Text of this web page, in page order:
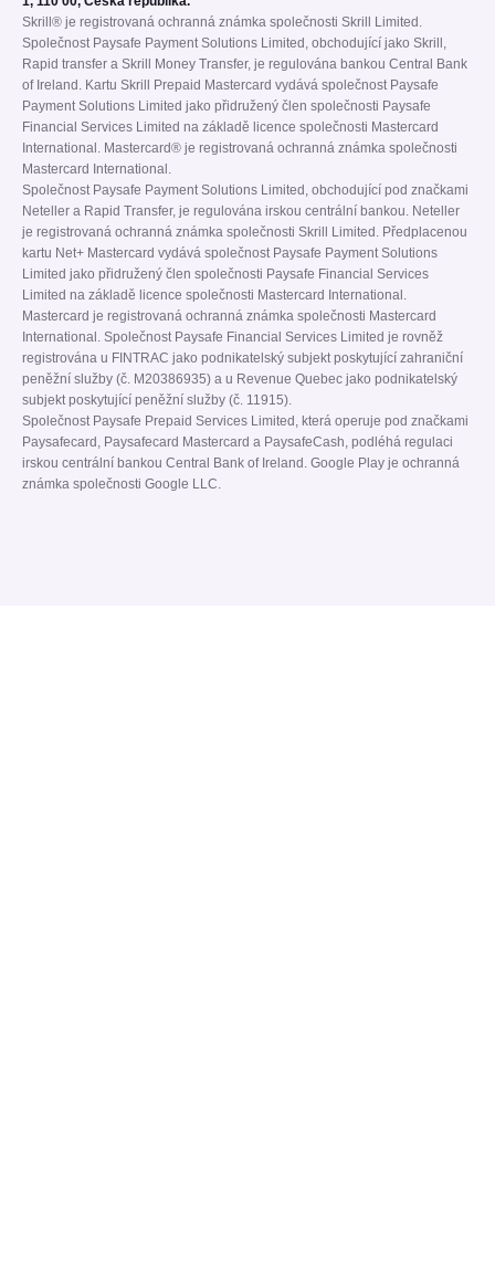
Skrill® je registrovaná ochranná známka společnosti Skrill Limited.
Společnost Paysafe Payment Solutions Limited, obchodující jako Skrill,
Rapid transfer a Skrill Money Transfer, je regulována bankou Central Bank
of Ireland. Kartu Skrill Prepaid Mastercard vydává společnost Paysafe
Payment Solutions Limited jako přidružený člen společnosti Paysafe
Financial Services Limited na základě licence společnosti Mastercard
International. Mastercard® je registrovaná ochranná známka společnosti
Mastercard International.
Společnost Paysafe Payment Solutions Limited, obchodující pod značkami
Neteller a Rapid Transfer, je regulována irskou centrální bankou. Neteller
je registrovaná ochranná známka společnosti Skrill Limited. Předplacenou
kartu Net+ Mastercard vydává společnost Paysafe Payment Solutions
Limited jako přidružený člen společnosti Paysafe Financial Services
Limited na základě licence společnosti Mastercard International.
Mastercard je registrovaná ochranná známka společnosti Mastercard
International. Společnost Paysafe Financial Services Limited je rovněž
registrována u FINTRAC jako podnikatelský subjekt poskytující zahraniční
peněžní služby (č. M20386935) a u Revenue Quebec jako podnikatelský
subjekt poskytující peněžní služby (č. 11915).
Společnost Paysafe Prepaid Services Limited, která operuje pod značkami
Paysafecard, Paysafecard Mastercard a PaysafeCash, podléhá regulaci
irskou centrální bankou Central Bank of Ireland. Google Play je ochranná
známka společnosti Google LLC.